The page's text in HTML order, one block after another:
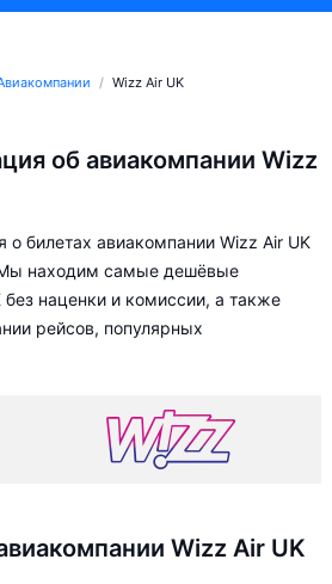
Wizz Air UK
об авиакомпании Wizz
билетах авиакомпании Wizz Air UK
находим самые дешёвые
без наценки и комиссии, а также
рейсов, популярных
Wizz Air UK